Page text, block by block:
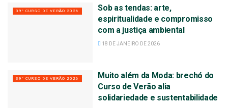
39° CURSO DE VERÃO 2026
Sob as tendas: arte,
espiritualidade e compromisso
com a justiça ambiental
18 DE JANEIRO DE 2026
39° CURSO DE VERÃO 2026
Muito além da Moda: brechó do
Curso de Verão alia
solidariedade e sustentabilidade